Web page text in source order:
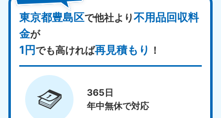
東京都豊島区で他社より不用品回収料
金が
1円でも高ければ再見積もり ！
365日
年中無休で対応